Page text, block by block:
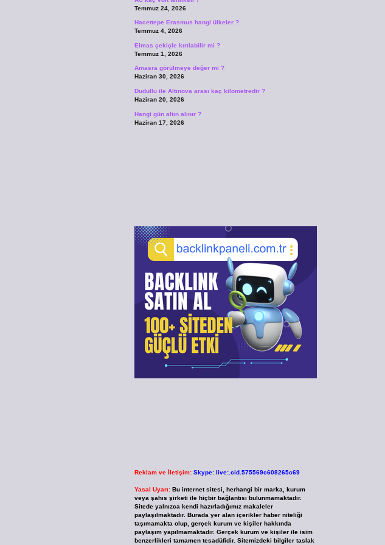
Temmuz 24, 2026
Hacettepe Erasmus hangi ülkeler ?
Temmuz 4, 2026
Elmas çekiçle kırılabilir mi ?
Temmuz 1, 2026
Amasra görülmeye değer mi ?
Haziran 30, 2026
Dudullu ile Altınova arası kaç kilometredir ?
Haziran 20, 2026
Hangi gün altın alınır ?
Haziran 17, 2026
Reklam ve İletişim: Skype: live:.cid.575569c608265c69
Yasal Uyarı: Bu internet sitesi, herhangi bir marka, kurum
veya şahıs şirketi ile hiçbir bağlantısı bulunmamaktadır.
Sitede yalnızca kendi hazırladığımız makaleler
paylaşılmaktadır. Burada yer alan içerikler haber niteliği
taşımamakta olup, gerçek kurum ve kişiler hakkında
paylaşım yapılmamaktadır. Gerçek kurum ve kişiler ile isim
benzerlikleri tamamen tesadüfidir. Sitemizdeki bilgiler taslak